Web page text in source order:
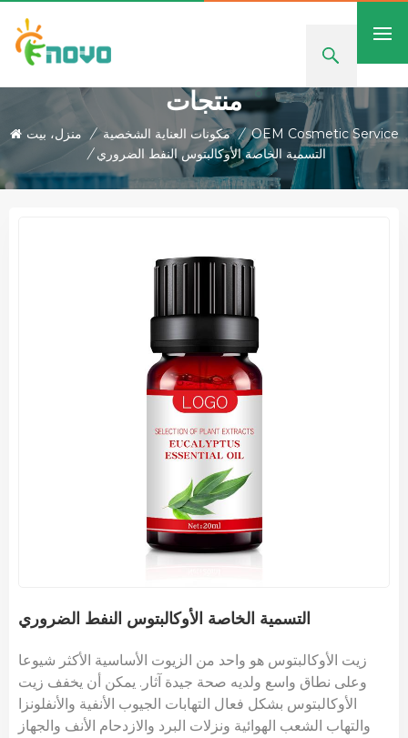
منتجات
منزل، بيت / مكونات العناية الشخصية / OEM Cosmetic Service
/ التسمية الخاصة الأوكالبتوس النفط الضروري
التسمية الخاصة الأوكالبتوس النفط الضروري
زيت الأوكالبتوس هو واحد من الزيوت الأساسية الأكثر شيوعا
وعلى نطاق واسع ولديه صحة جيدة آثار. يمكن أن يخفف زيت
الأوكالبتوس بشكل فعال التهابات الجيوب الأنفية والأنفلونزا
والتهاب الشعب الهوائية ونزلات البرد والازدحام الأنف والجهاز